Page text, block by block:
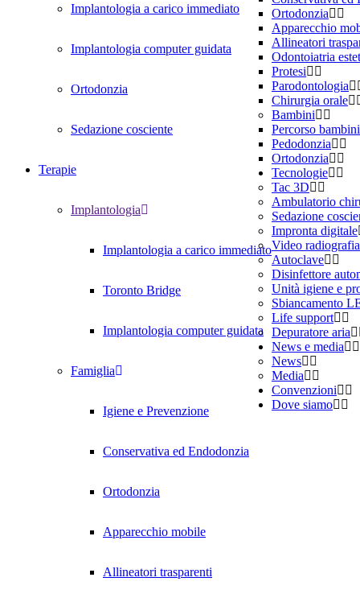
Implantologia a carico immediato
Implantologia computer guidata
Ortodonzia
Sedazione cosciente
Terapie
Implantologia
Implantologia a carico immediato
Toronto Bridge
Implantologia computer guidata
Famiglia
Igiene e Prevenzione
Conservativa ed Endodonzia
Ortodonzia
Apparecchio mobile
Allineatori trasparenti
Ortodonzia
Apparecchio
Allineatori
Odontoiatria
Protesi
Parodontologia
Chirurgia orale
Bambini
Percorso
Pedodonzia
Ortodonzia
Tecnologie
Tac 3D
Ambulatorio
Sedazione
Impronta digitale
Video
Autoclave
Disinfettore
Unità igiene e
Sbiancamento
Life support
Depuratore aria
News e media
News
Media
Convenzioni
Dove siamo